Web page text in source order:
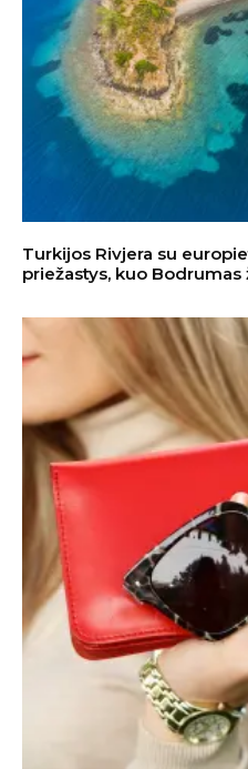
Turkijos Rivjera su
priežastys, kuo Bodrumas